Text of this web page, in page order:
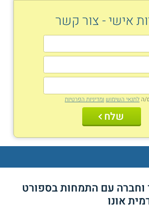
אישי - צור קשר
ה לתנאי השימוש ומדיניות הפרטיות
שלח
וחברה עם התמחות בספורט
אונו